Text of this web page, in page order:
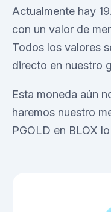
Actualmente hay
con un valor de
Todos los valores
directo en nuestro
Esta moneda aún
haremos nuestro
PGOLD en BLOX